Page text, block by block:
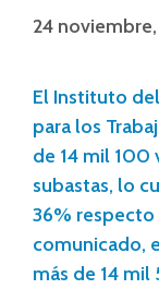
24
El Instituto
para los
de 14 mil 100
subastas, lo
36% respecto
comunicado,
más de 14